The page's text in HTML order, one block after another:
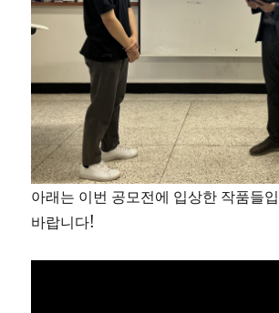
아래는 이번 공모전에 입상한 작품들
바랍니다!